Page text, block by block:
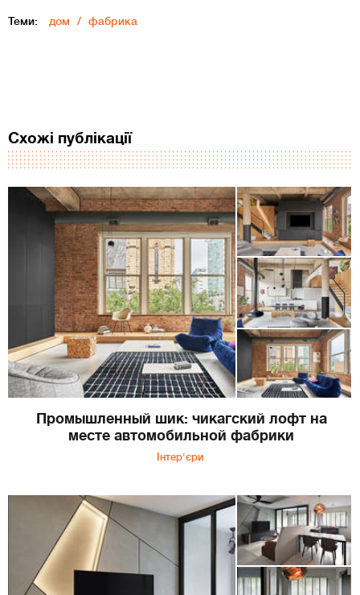
Теми: дом фабрика
Схожі публікації
Промышленный шик: чикагский лофт на
месте автомобильной фабрики
Інтер'єри